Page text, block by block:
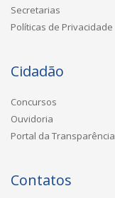
Secretarias
Políticas de Privacidade
Cidadão
Concursos
Ouvidoria
Portal da Transparência
Contatos